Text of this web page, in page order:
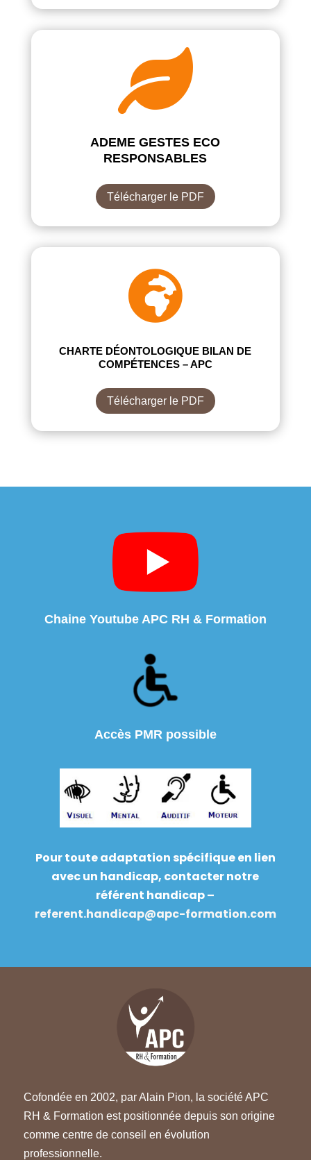

ADEME GESTES ECO
RESPONSABLES
Télécharger le PDF

CHARTE DÉONTOLOGIQUE BILAN DE
COMPÉTENCES – APC
Télécharger le PDF
Chaine Youtube APC RH & Formation
Accès PMR possible
Pour toute adaptation spécifique en lien
avec un handicap, contacter notre
référent handicap –
referent.handicap@apc-formation.com
Cofondée en 2002, par Alain Pion, la société APC
RH & Formation est positionnée depuis son origine
comme centre de conseil en évolution
professionnelle.